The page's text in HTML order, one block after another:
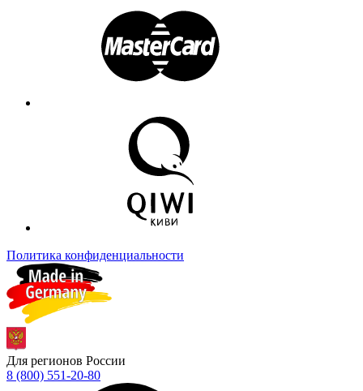
Политика конфиденциальности
Для регионов России
8 (800) 551-20-80